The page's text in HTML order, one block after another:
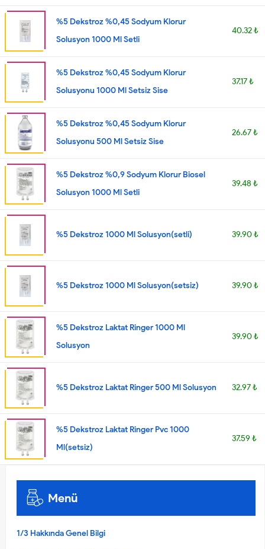
%5 Dekstroz %0,45 Sodyum Klorur
Solusyon 1000 Ml Setli
40.32 ₺
%5 Dekstroz %0,45 Sodyum Klorur
Solusyonu 1000 Ml Setsiz Sise
37.17 ₺
%5 Dekstroz %0,45 Sodyum Klorur
Solusyonu 500 Ml Setsiz Sise
26.67 ₺
%5 Dekstroz %0,9 Sodyum Klorur Biosel
Solusyon 1000 Ml Setli
39.48 ₺
%5 Dekstroz 1000 Ml Solusyon(setli) 39.90 ₺
%5 Dekstroz 1000 Ml Solusyon(setsiz) 39.90 ₺
%5 Dekstroz Laktat Ringer 1000 Ml
Solusyon
39.90 ₺
%5 Dekstroz Laktat Ringer 500 Ml Solusyon 32.97 ₺
%5 Dekstroz Laktat Ringer Pvc 1000
Ml(setsiz)
37.59 ₺
Menü
1/3 Hakkında Genel Bilgi